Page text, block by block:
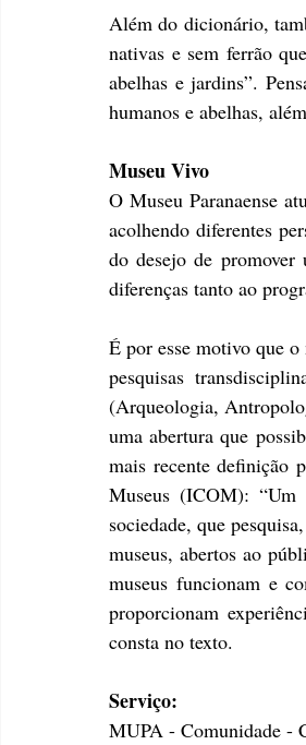
Além do dicionário,
nativas e sem ferrão
abelhas e jardins”.
humanos e abelhas,
Museu Vivo
O Museu Paranaense
acolhendo diferentes
do desejo de promover
diferenças tanto ao
É por esse motivo que
pesquisas
(Arqueologia,
uma abertura que
mais recente definição
Museus (ICOM): “Um
sociedade, que
museus, abertos ao
museus funcionam e
proporcionam
consta no texto.
Serviço:
MUPA - Comunidade -